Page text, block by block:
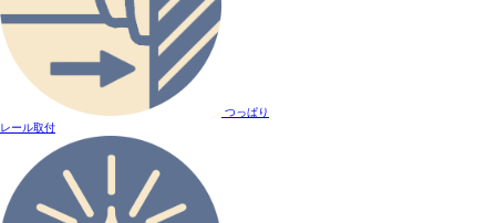
つっぱり
レール取付